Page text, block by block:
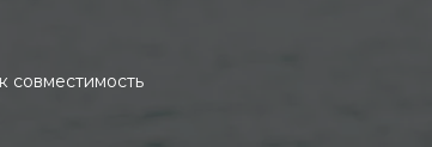
совместимость